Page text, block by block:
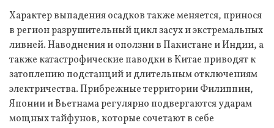
Характер выпадения осадков также меняется, принося
в регион разрушительный цикл засух и экстремальных
ливней. Наводнения и оползни в Пакистане и Индии, а
также катастрофические паводки в Китае приводят к
затоплению подстанций и длительным отключениям
электричества. Прибрежные территории Филиппин,
Японии и Вьетнама регулярно подвергаются ударам
мощных тайфунов, которые сочетают в себе